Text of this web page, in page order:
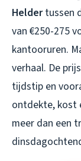
Heldertussen
van €250-275
kantooruren.
verhaal. De
tijdstip en
ontdekte, kost
meer dan een